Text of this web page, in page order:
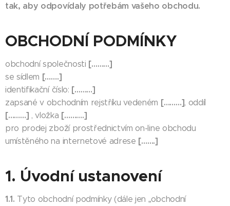
tak, aby odpovídaly potřebám vašeho obchodu.
OBCHODNÍ PODMÍNKY
obchodní společnosti [………]
se sídlem […….]
identifikační číslo: [………]
zapsané v obchodním rejstříku vedeném [………], oddíl
[………] , vložka [……….]
pro prodej zboží prostřednictvím on-line obchodu
umístěného na internetové adrese […….]
1. Úvodní ustanovení
1.1. Tyto obchodní podmínky (dále jen „obchodní